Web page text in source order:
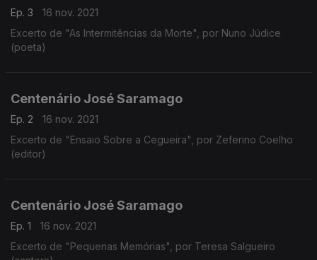
Ep. 3
16 nov. 2021
Excerto de "As Intermitências da Morte", por Nuno Júdice
(poeta)
Centenário José Saramago
Ep. 2
16 nov. 2021
Excerto de "Ensaio Sobre a Cegueira", por Zeferino Coelho
(editor)
Centenário José Saramago
Ep. 1
16 nov. 2021
Excerto de "Pequenas Memórias", por Teresa Salgueiro